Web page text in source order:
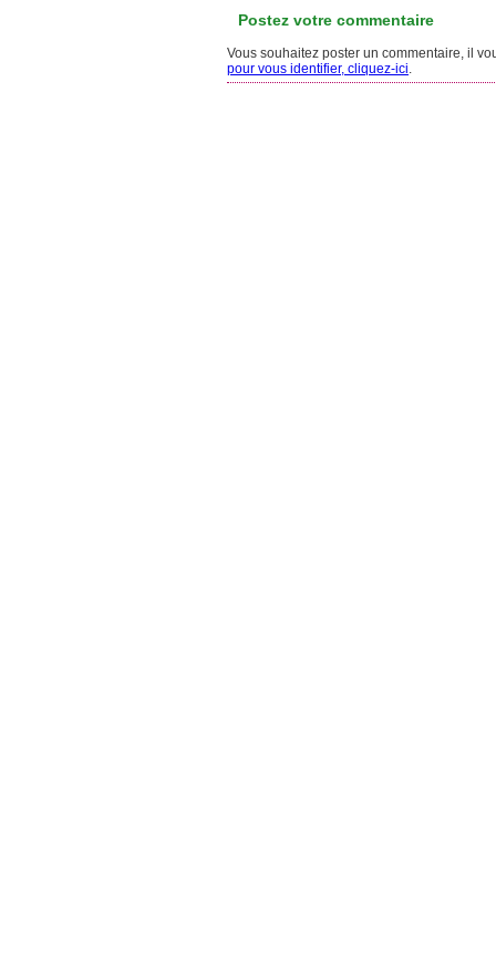
Postez votre commentaire
Vous souhaitez poster un commentaire, il
pour vous identifier, cliquez-ici.